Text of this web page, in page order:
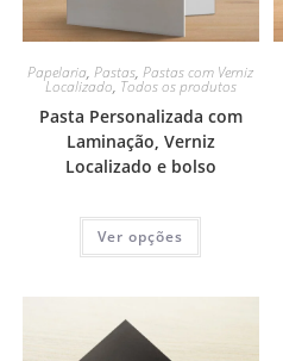
Papelaria,Pastas,Pastas com Verniz
Localizado, Todos os produtos
Pasta Personalizada com
Laminação, Verniz
Localizado e bolso
Ver opções